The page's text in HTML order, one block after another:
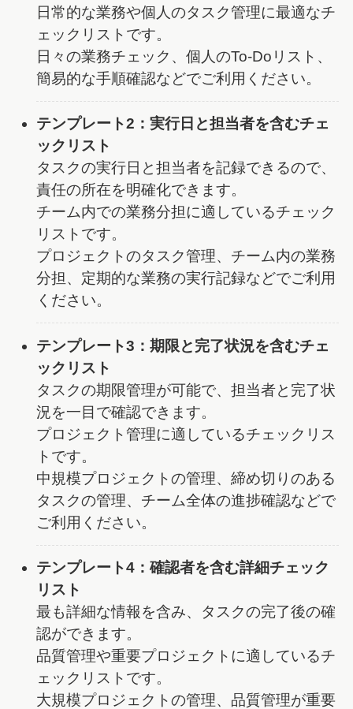
日常的な業務や個人のタスク管理に最適なチ
ェックリストです。
日々の業務チェック、個人のTo-Doリスト、
簡易的な手順確認などでご利用ください。
テンプレート2：実行日と担当者を含むチェ
ックリスト
タスクの実行日と担当者を記録できるので、
責任の所在を明確化できます。
チーム内での業務分担に適しているチェック
リストです。
プロジェクトのタスク管理、チーム内の業務
分担、定期的な業務の実行記録などでご利用
ください。
テンプレート3：期限と完了状況を含むチェ
ックリスト
タスクの期限管理が可能で、担当者と完了状
況を一目で確認できます。
プロジェクト管理に適しているチェックリス
トです。
中規模プロジェクトの管理、締め切りのある
タスクの管理、チーム全体の進捗確認などで
ご利用ください。
テンプレート4：確認者を含む詳細チェック
リスト
最も詳細な情報を含み、タスクの完了後の確
認ができます。
品質管理や重要プロジェクトに適しているチ
ェックリストです。
大規模プロジェクトの管理、品質管理が重要